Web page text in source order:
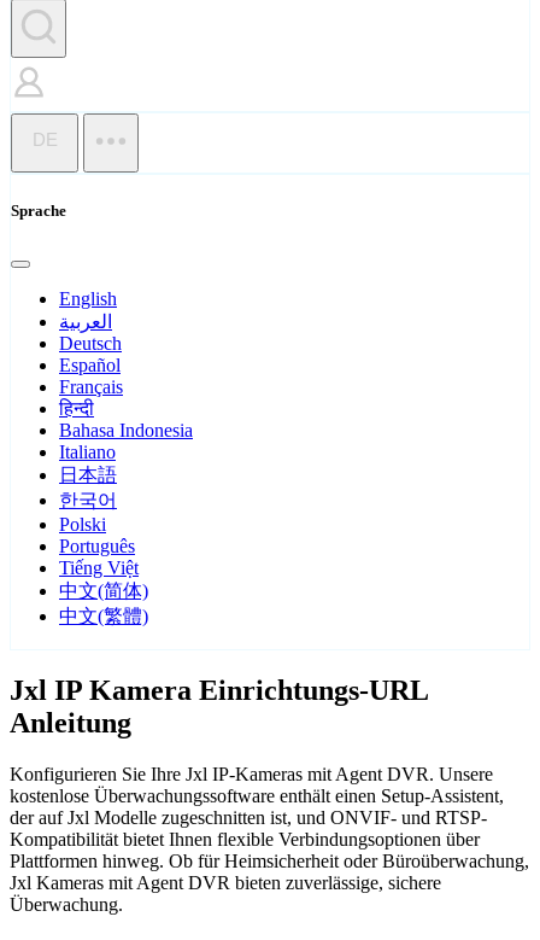
DE
Sprache
English
العربية
Deutsch
Español
Français
हिन्दी
Bahasa Indonesia
Italiano
日本語
한국어
Polski
Português
Tiếng Việt
中文(简体)
中文(繁體)
Jxl IP Kamera Einrichtungs-URL
Anleitung
Konfigurieren Sie Ihre Jxl IP-Kameras mit Agent DVR. Unsere
kostenlose Überwachungssoftware enthält einen Setup-Assistent,
der auf Jxl Modelle zugeschnitten ist, und ONVIF- und RTSP-
Kompatibilität bietet Ihnen flexible Verbindungsoptionen über
Plattformen hinweg. Ob für Heimsicherheit oder Büroüberwachung,
Jxl Kameras mit Agent DVR bieten zuverlässige, sichere
Überwachung.